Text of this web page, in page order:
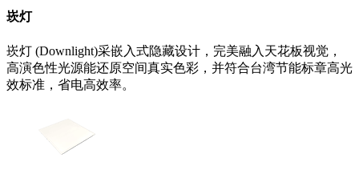
崁灯
崁灯 (Downlight)采嵌入式隐藏设计，完美融入天花板视觉，
高演色性光源能还原空间真实色彩，并符合台湾节能标章高光
效标准，省电高效率。